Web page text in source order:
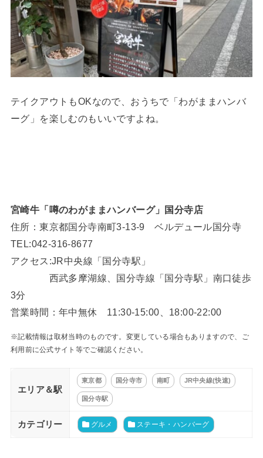
テイクアウトもOKなので、おうちで「わがままハンバ
ーグ」を楽しむのもいいですよね。
宮崎牛「噂のわがままハンバーグ」国分寺店
住所：東京都国分寺南町3‐13‐9 ベルデュール国分寺
TEL:042-316-8677
アクセス:JR中央線「国分寺駅」
西武多摩湖線、国分寺線「国分寺駅」南口徒歩
3分
営業時間：年中無休 11:30-15:00、18:00-22:00
※記載情報は取材当時のものです。変更している場合もありますので、ご
利用前に公式サイト等でご確認ください。
エリア＆駅
東京都 国分寺市 南町 JR中央線(快速)
国分寺駅
カテゴリー グルメ ステーキ・ハンバーグ